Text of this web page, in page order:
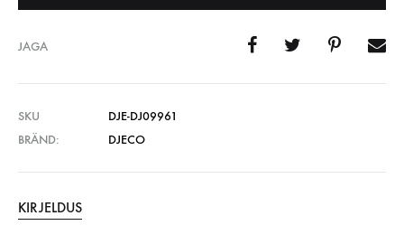
JAGA
SKU
DJE-DJ09961
BRÄND:
DJECO
KIRJELDUS